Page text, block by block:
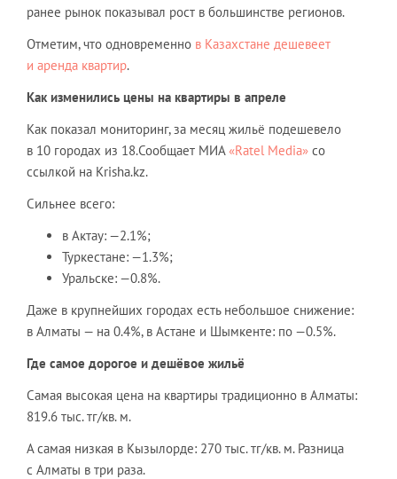
ранее рынок показывал рост в большинстве регионов.
Отметим, что одновременно в Казахстане дешевеет
и аренда квартир.
Как изменились цены на квартиры в апреле
Как показал мониторинг, за месяц жильё подешевело
в 10 городах из 18.Сообщает МИА «Ratel Media» со
ссылкой на Krisha.kz.
Сильнее всего:
в Актау: —2.1%;
Туркестане: —1.3%;
Уральске: —0.8%.
Даже в крупнейших городах есть небольшое снижение:
в Алматы — на 0.4%, в Астане и Шымкенте: по —0.5%.
Где самое дорогое и дешёвое жильё
Самая высокая цена на квартиры традиционно в Алматы:
819.6 тыс. тг/кв. м.
А самая низкая в Кызылорде: 270 тыс. тг/кв. м. Разница
с Алматы в три раза.